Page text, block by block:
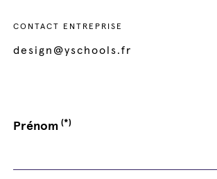
CONTACT ENTREPRISE
design@yschools.fr
Prénom(*)